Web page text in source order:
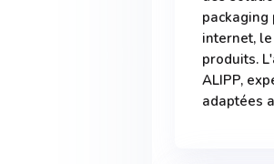
internet,
produits.
ALIPP,
adaptées